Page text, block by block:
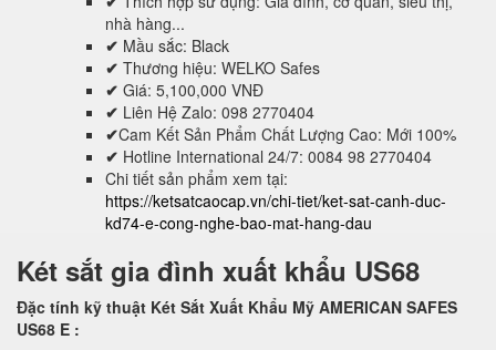
nhà hàng...
✔ Mầu sắc: Black
✔ Thương hiệu: WELKO Safes
✔ Giá: 5,100,000 VNĐ
✔ Liên Hệ Zalo: 098 2770404
✔Cam Kết Sản Phẩm Chất Lượng Cao: Mới 100%
✔ Hotline International 24/7: 0084 98 2770404
Chi tiết sản phẩm xem tại:
https://ketsatcaocap.vn/chi-tiet/ket-sat-canh-duc-
kd74-e-cong-nghe-bao-mat-hang-dau
Két sắt gia đình xuất khẩu US68
Đặc tính kỹ thuật Két Sắt Xuất Khẩu Mỹ AMERICAN SAFES
US68 E :